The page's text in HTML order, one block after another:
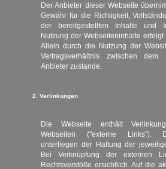
Der Anbieter dieser Webseite
Gewähr für die Richtigkeit,
der bereitgestellten Inhalte und
Nutzung der Webseiteninhalte erfolgt
Allein durch die Nutzung der
Vertragsverhältnis zwischen
Anbieter zustande.
2. Verlinkungen
Die Webseite enthält
Webseiten ("externe Links").
unterliegen der Haftung der
Bei Verknüpfung der externen
Rechtsverstöße ersichtlich. Auf die